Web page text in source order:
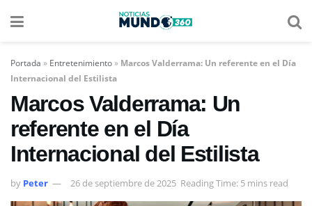
Portada » Entretenimiento» Marcos Valderrama: Un referente en el Día
Internacional del Estilista
Marcos Valderrama: Un
referente en el Día
Internacional del Estilista
by Peter 26 de septiembre de 2025 Reading Time: 5 mins read